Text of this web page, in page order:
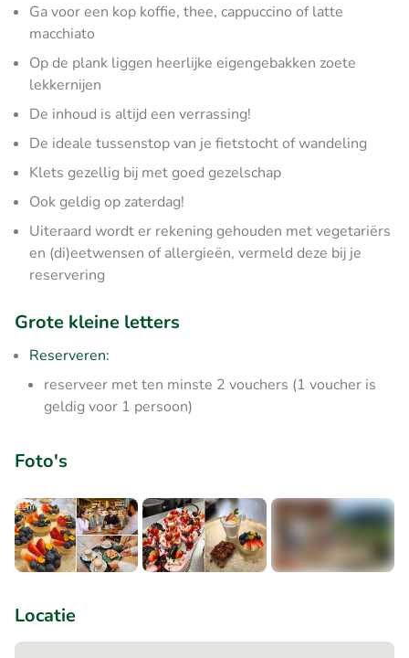
Ga voor een kop koffie, thee, cappuccino of latte
macchiato
Op de plank liggen heerlijke eigengebakken zoete
lekkernijen
De inhoud is altijd een verrassing!
De ideale tussenstop van je fietstocht of wandeling
Klets gezellig bij met goed gezelschap
Ook geldig op zaterdag!
Uiteraard wordt er rekening gehouden met vegetariërs
en (di)eetwensen of allergieën, vermeld deze bij je
reservering
Grote kleine letters
Reserveren:
reserveer met ten minste 2 vouchers (1 voucher is
geldig voor 1 persoon)
Foto's
Locatie